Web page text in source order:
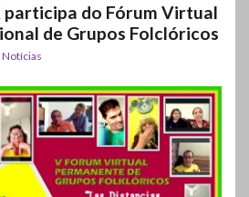
participa do Fórum Virtual
de Grupos Folclóricos
Notícias